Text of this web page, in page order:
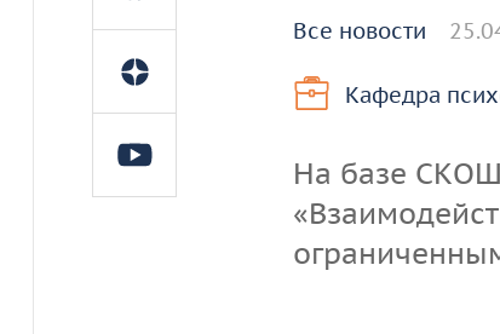
Все новости
Кафедра
На базе СКОШ